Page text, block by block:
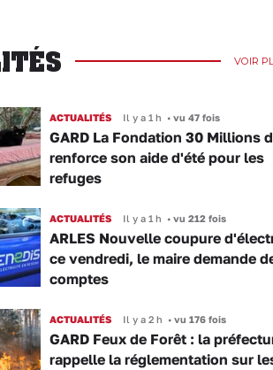
VOIR
ACTUALITÉS Il y a 1 h •vu 47 fois
GARD La Fondation 30 Millions
renforce son aide d'été pour les
refuges
ACTUALITÉS Il y a 1 h •vu 212 fois
ARLES Nouvelle coupure
ce vendredi, le maire demande
comptes
ACTUALITÉS Il y a 2 h •vu 176 fois
GARD Feux de Forêt : la
rappelle la réglementation sur